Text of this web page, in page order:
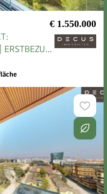
€ 1.550.000